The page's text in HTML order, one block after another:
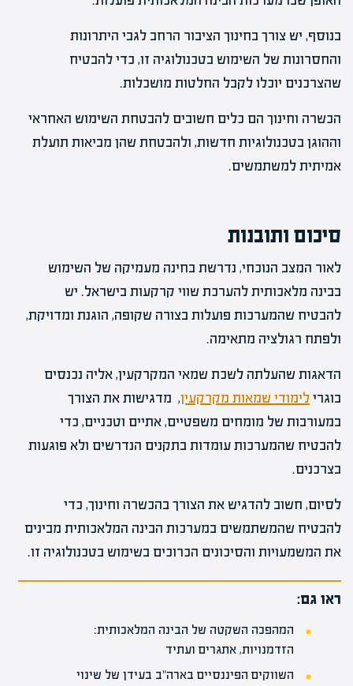
בנוסף, יש צורך בחינוך הציבור הרחב לגבי היתרונות
והחסרונות של השימוש בטכנולוגיה זו, כדי להבטיח
שהצרכנים יוכלו לקבל החלטות מושכלות.
הכשרה וחינוך הם כלים חשובים להבטחת השימוש האחראי
וההוגן בטכנולוגיות חדשות, ולהבטחת שהן מביאות תועלת
אמיתית למשתמשים.
סיכום ותובנות
לאור המצב הנוכחי, נדרשת בחינה מעמיקה של השימוש
בבינה מלאכותית להערכת שווי קרקעות בישראל. יש
להבטיח שהמערכות פועלות בצורה שקופה, הוגנת ומדויקת,
ולפתח רגולציה מתאימה.
הדאגות שהעלתה לשכת שמאי המקרקעין, אליה נכנסים
בוגרילימודי שמאות מקרקעין, מדגישות את הצורך
במעורבות של מומחים משפטיים, אתיים וטכניים, כדי
להבטיח שהמערכות עומדות בתקנים הנדרשים ולא פוגעות
בצרכנים.
לסיום, חשוב להדגיש את הצורך בהכשרה וחינוך, כדי
להבטיח שהמשתמשים במערכות הבינה המלאכותית מבינים
את המשמעויות והסיכונים הכרוכים בשימוש בטכנולוגיה זו.
ראו גם:
המהפכה השקטה של הבינה המלאכותית:
הזדמנויות, אתגרים ועתיד
השווקים הפיננסיים בארה"ב בעידן של שינוי